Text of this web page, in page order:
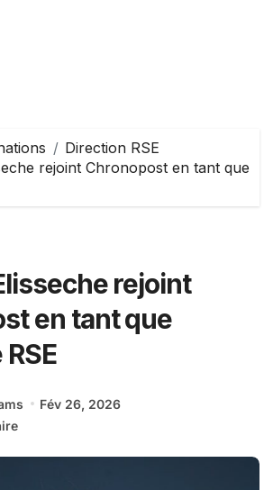
Direction RSE
rejoint Chronopost en tant que
rejoint
en tant que
Fév 26, 2026